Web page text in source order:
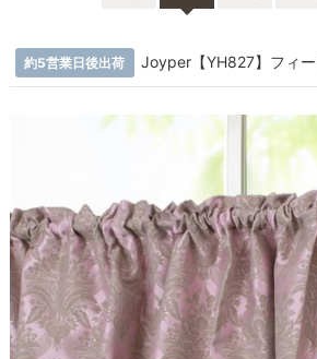
約5営業日後出荷 Joyper【YH827】フィ